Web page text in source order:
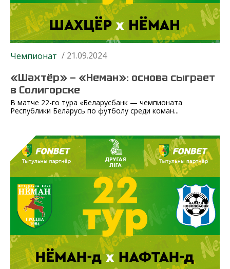
Чемпионат / 21.09.2024
«Шахтёр» — «Неман»: основа сыграет
в Солигорске
В матче 22-го тура «Беларусбанк — чемпионата
Республики Беларусь по футболу среди коман...